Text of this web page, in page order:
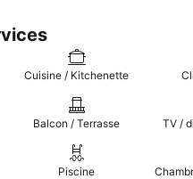
Cuisine / Kitchenette
Balcon / Terrasse TV /
Piscine